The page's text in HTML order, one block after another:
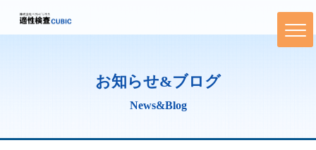
お知らせ&ブログ
News&Blog